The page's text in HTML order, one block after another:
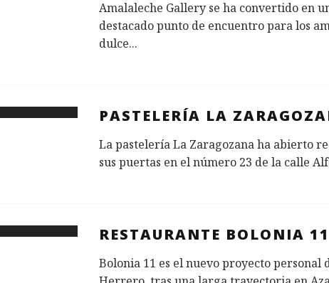
Amalaleche Gallery se ha convertido en
destacado punto de encuentro para los
dulce...
PASTELERÍA LA
La pastelería La Zaragozana ha abierto
sus puertas en el número 23 de la calle
RESTAURANTE BOLONIA 11
Bolonia 11 es el nuevo proyecto personal